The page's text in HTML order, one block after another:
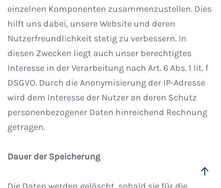
einzelnen Komponenten zusammenzustellen. Dies
hilft uns dabei, unsere Website und deren
Nutzerfreundlichkeit stetig zu verbessern. In
diesen Zwecken liegt auch unser berechtigtes
Interesse in der Verarbeitung nach Art. 6 Abs. 1 lit. f
DSGVO. Durch die Anonymisierung der IP-Adresse
wird dem Interesse der Nutzer an deren Schutz
personenbezogener Daten hinreichend Rechnung
getragen.
Dauer der Speicherung